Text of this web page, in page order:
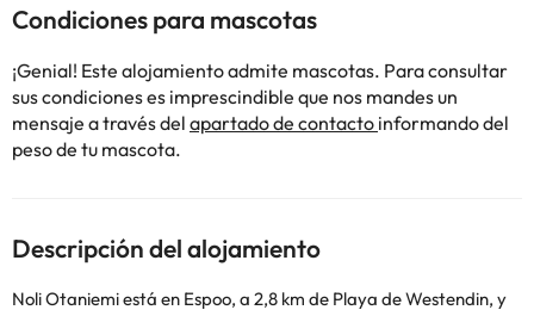
Condiciones para mascotas
¡Genial! Este alojamiento admite mascotas. Para consultar
sus condiciones es imprescindible que nos mandes un
mensaje a través del apartado de contacto informando del
peso de tu mascota.
Descripción del alojamiento
Noli Otaniemi está en Espoo, a 2,8 km de Playa de Westendin, y